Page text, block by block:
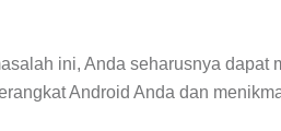
ini, Anda seharusnya dapat
Android Anda dan